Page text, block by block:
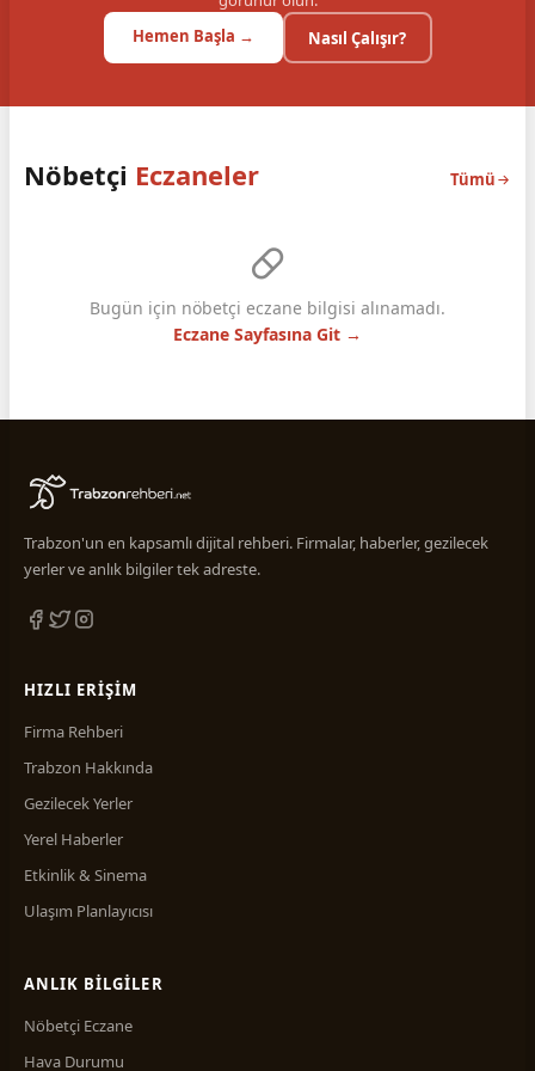
Hemen Başla →
Nasıl Çalışır?
Nöbetçi Eczaneler Tümü
Bugün için nöbetçi eczane bilgisi alınamadı.
Eczane Sayfasına Git →
Trabzon'un en kapsamlı dijital rehberi. Firmalar, haberler, gezilecek
yerler ve anlık bilgiler tek adreste.
HIZLI ERIŞIM
Firma Rehberi
Trabzon Hakkında
Gezilecek Yerler
Yerel Haberler
Etkinlik & Sinema
Ulaşım Planlayıcısı
ANLIK BILGILER
Nöbetçi Eczane
Hava Durumu